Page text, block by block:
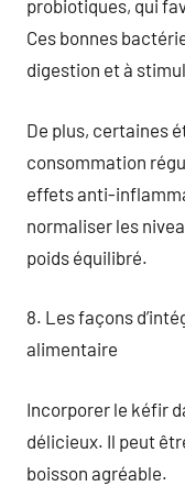
probiotiques, qui
Ces bonnes
digestion et à
De plus, certaines
consommation
effets anti-
normaliser les
poids équilibré.
8. Les façons
alimentaire
Incorporer le kéfir
délicieux. Il peut
boisson agréable.